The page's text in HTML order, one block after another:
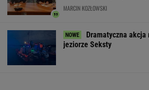
MARCIN KOZŁOWSKI
Dramatyczna
jeziorze Seksty